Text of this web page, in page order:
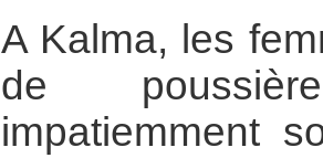
A Kalma, les
de
impatiemment